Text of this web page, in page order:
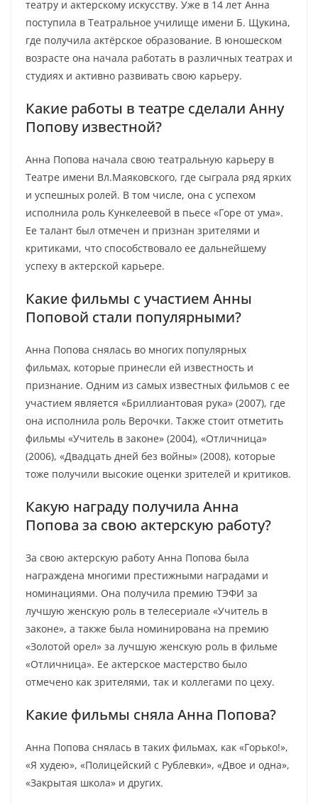
театру и актерскому искусству. Уже в 14 лет Анна
поступила в Театральное училище имени Б. Щукина,
где получила актёрское образование. В юношеском
возрасте она начала работать в различных театрах и
студиях и активно развивать свою карьеру.
Какие работы в театре сделали Анну
Попову известной?
Анна Попова начала свою театральную карьеру в
Театре имени Вл.Маяковского, где сыграла ряд ярких
и успешных ролей. В том числе, она с успехом
исполнила роль Кункелеевой в пьесе «Горе от ума».
Ее талант был отмечен и признан зрителями и
критиками, что способствовало ее дальнейшему
успеху в актерской карьере.
Какие фильмы с участием Анны
Поповой стали популярными?
Анна Попова снялась во многих популярных
фильмах, которые принесли ей известность и
признание. Одним из самых известных фильмов с ее
участием является «Бриллиантовая рука» (2007), где
она исполнила роль Верочки. Также стоит отметить
фильмы «Учитель в законе» (2004), «Отличница»
(2006), «Двадцать дней без войны» (2008), которые
тоже получили высокие оценки зрителей и критиков.
Какую награду получила Анна
Попова за свою актерскую работу?
За свою актерскую работу Анна Попова была
награждена многими престижными наградами и
номинациями. Она получила премию ТЭФИ за
лучшую женскую роль в телесериале «Учитель в
законе», а также была номинирована на премию
«Золотой орел» за лучшую женскую роль в фильме
«Отличница». Ее актерское мастерство было
отмечено как зрителями, так и коллегами по цеху.
Какие фильмы сняла Анна Попова?
Анна Попова снялась в таких фильмах, как «Горько!»,
«Я худею», «Полицейский с Рублевки», «Двое и одна»,
«Закрытая школа» и других.